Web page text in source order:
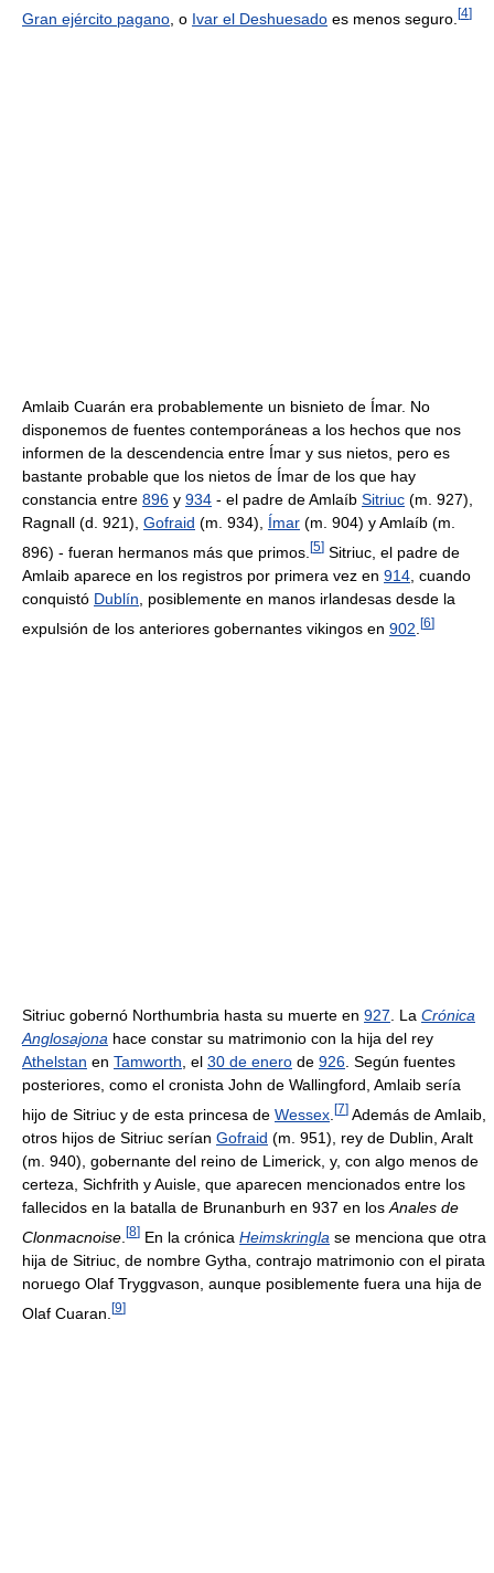
Gran ejército pagano , o Ivar el Deshuesado es menos seguro. [4]
Amlaib Cuarán era probablemente un bisnieto de Ímar. No
disponemos de fuentes contemporáneas a los hechos que nos
informen de la descendencia entre Ímar y sus nietos, pero es
bastante probable que los nietos de Ímar de los que hay
constancia entre 896 y 934 - el padre de Amlaíb Sitriuc (m. 927),
Ragnall (d. 921), Gofraid (m. 934), Ímar (m. 904) y Amlaíb (m.
896) - fueran hermanos más que primos. [5] Sitriuc, el padre de
Amlaib aparece en los registros por primera vez en 914 , cuando
conquistó Dublín , posiblemente en manos irlandesas desde la
expulsión de los anteriores gobernantes vikingos en 902 [6]
Sitriuc gobernó Northumbria hasta su muerte en 927. La Crónica
Anglosajona hace constar su matrimonio con la hija del rey
Athelstan en Tamworth, el 30 de enero de 926. Según fuentes
posteriores, como el cronista John de Wallingford, Amlaib sería
hijo de Sitriuc y de esta princesa de Wessex [7] Además de Amlaib,
otros hijos de Sitriuc serían Gofraid (m. 951), rey de Dublin, Aralt
(m. 940), gobernante del reino de Limerick, y, con algo menos de
certeza, Sichfrith y Auisle, que aparecen mencionados entre los
fallecidos en la batalla de Brunanburh en 937 en los Anales de
Clonmacnoise [8] En la crónica Heimskringla se menciona que otra
hija de Sitriuc, de nombre Gytha, contrajo matrimonio con el pirata
noruego Olaf Tryggvason, aunque posiblemente fuera una hija de
Olaf Cuaran. [9]